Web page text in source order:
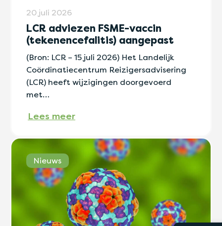
20 juli 2026
LCR adviezen FSME-vaccin
(tekenencefalitis) aangepast
(Bron: LCR – 15 juli 2026) Het Landelijk
Coördinatiecentrum Reizigersadvisering
(LCR) heeft wijzigingen doorgevoerd
met…
Lees meer
Nieuws